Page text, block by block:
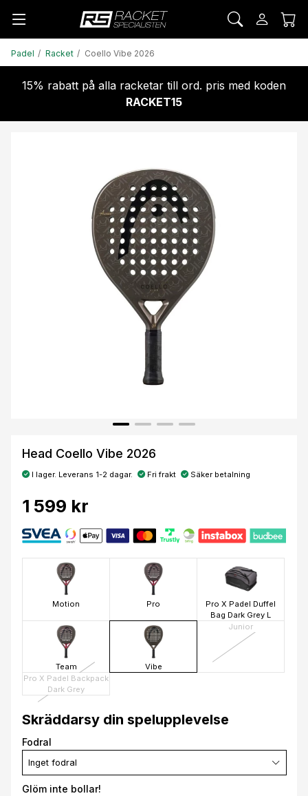
Padel Racket Coello Vibe 2026
15% rabatt på alla racketar till ord. pris med koden
RACKET15
Head Coello Vibe 2026
I lager. Leverans 1-2 dagar. Fri frakt Säker betalning
1 599 kr
Motion Pro
Pro X Padel Duffel
Bag Dark Grey L
Team Vibe
Junior
Pro X Padel Backpack
Dark Grey
Skräddarsy din spelupplevelse
Fodral
Inget fodral
Glöm inte bollar!